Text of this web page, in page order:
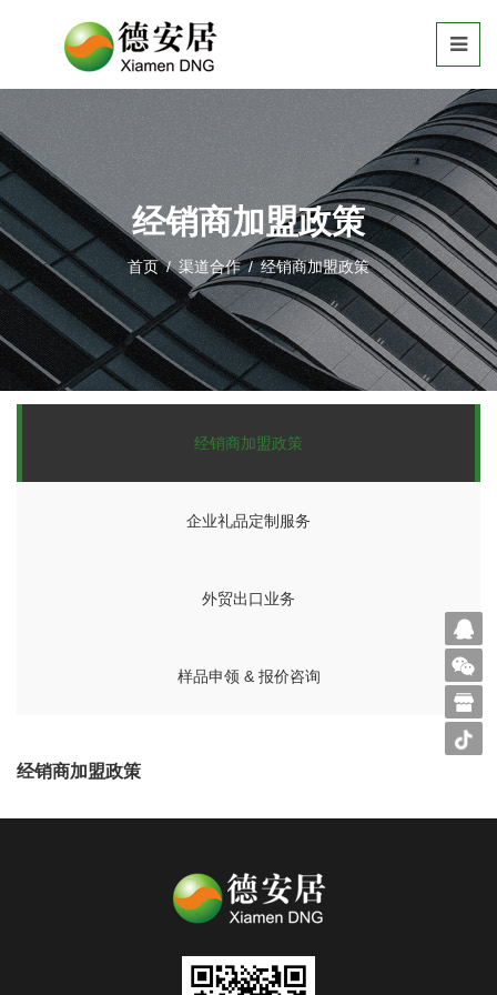
经销商加盟政策
首页 / 渠道合作 / 经销商加盟政策
经销商加盟政策
企业礼品定制服务
外贸出口业务
样品申领 & 报价咨询
经销商加盟政策